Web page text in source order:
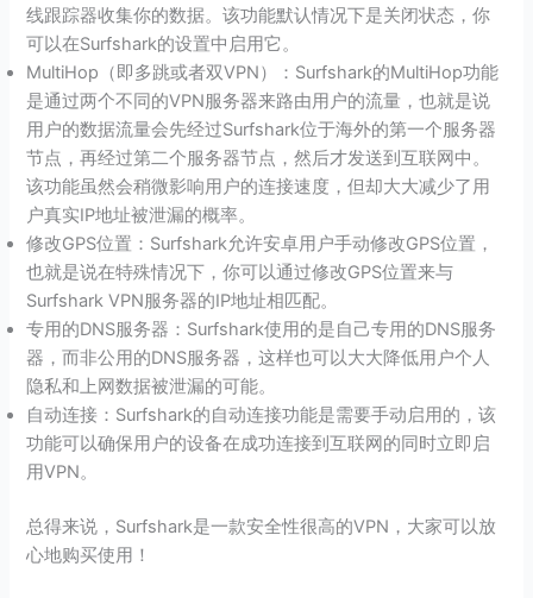
线跟踪器收集你的数据。该功能默认情况下是关闭状态，你
可以在Surfshark的设置中启用它。
MultiHop（即多跳或者双VPN）：Surfshark的MultiHop功能
是通过两个不同的VPN服务器来路由用户的流量，也就是说
用户的数据流量会先经过Surfshark位于海外的第一个服务器
节点，再经过第二个服务器节点，然后才发送到互联网中。
该功能虽然会稍微影响用户的连接速度，但却大大减少了用
户真实IP地址被泄漏的概率。
修改GPS位置：Surfshark允许安卓用户手动修改GPS位置，
也就是说在特殊情况下，你可以通过修改GPS位置来与
Surfshark VPN服务器的IP地址相匹配。
专用的DNS服务器：Surfshark使用的是自己专用的DNS服务
器，而非公用的DNS服务器，这样也可以大大降低用户个人
隐私和上网数据被泄漏的可能。
自动连接：Surfshark的自动连接功能是需要手动启用的，该
功能可以确保用户的设备在成功连接到互联网的同时立即启
用VPN。
总得来说，Surfshark是一款安全性很高的VPN，大家可以放
心地购买使用！